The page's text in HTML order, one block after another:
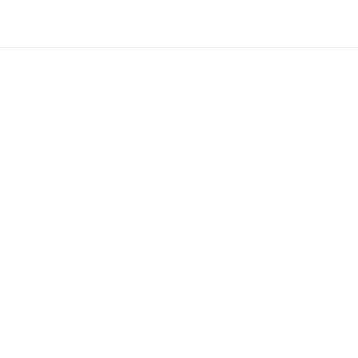
cancelación,
facultado.